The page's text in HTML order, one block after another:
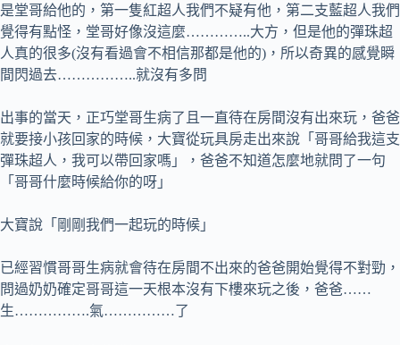
是堂哥給他的，第一隻紅超人我們不疑有他，第二支藍超人我們
覺得有點怪，堂哥好像沒這麼…………..大方，但是他的彈珠超
人真的很多(沒有看過會不相信那都是他的)，所以奇異的感覺瞬
間閃過去……………..就沒有多問
出事的當天，正巧堂哥生病了且一直待在房間沒有出來玩，爸爸
就要接小孩回家的時候，大寶從玩具房走出來說「哥哥給我這支
彈珠超人，我可以帶回家嗎」，爸爸不知道怎麼地就問了一句
「哥哥什麼時候給你的呀」
大寶說「剛剛我們一起玩的時候」
已經習慣哥哥生病就會待在房間不出來的爸爸開始覺得不對勁，
問過奶奶確定哥哥這一天根本沒有下樓來玩之後，爸爸……
生…………….氣……………了